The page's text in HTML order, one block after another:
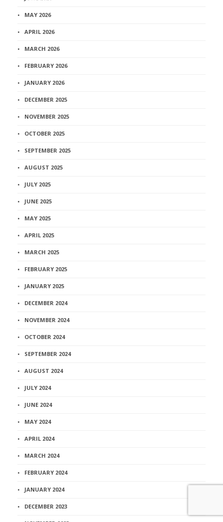
MAY 2026
APRIL 2026
MARCH 2026
FEBRUARY 2026
JANUARY 2026
DECEMBER 2025
NOVEMBER 2025
OCTOBER 2025
SEPTEMBER 2025
AUGUST 2025
JULY 2025
JUNE 2025
MAY 2025
APRIL 2025
MARCH 2025
FEBRUARY 2025
JANUARY 2025
DECEMBER 2024
NOVEMBER 2024
OCTOBER 2024
SEPTEMBER 2024
AUGUST 2024
JULY 2024
JUNE 2024
MAY 2024
APRIL 2024
MARCH 2024
FEBRUARY 2024
JANUARY 2024
DECEMBER 2023